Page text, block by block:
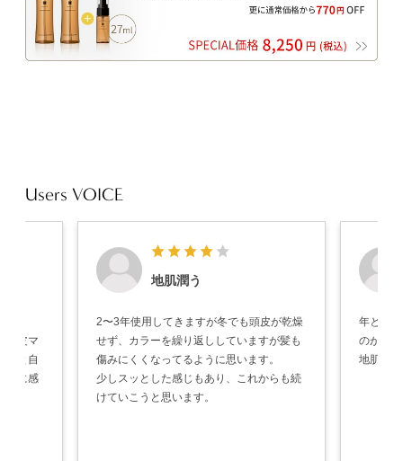
Users VOICE
頭皮マ
ると自
うに感
地肌潤う
2〜3年使用してきますが冬でも頭皮が乾燥
せず、カラーを繰り返ししていますが髪も
傷みにくくなってるように思います。
少しスッとした感じもあり、これからも続
けていこうと思います。
年と共
のが気
地肌の